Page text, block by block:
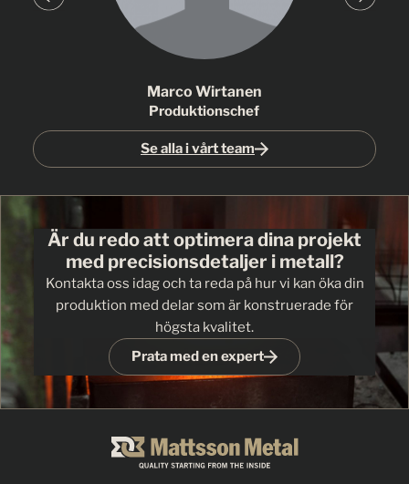
Marco Wirtanen
Produktionschef
Se alla i vårt team
Är du redo att optimera dina projekt
med precisionsdetaljer i metall?
Kontakta oss idag och ta reda på hur vi kan öka din
produktion med delar som är konstruerade för
högsta kvalitet.
Prata med en expert